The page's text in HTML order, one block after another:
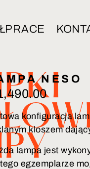
NESO
konfiguracja
kloszem
lampa jest
egzemplarze